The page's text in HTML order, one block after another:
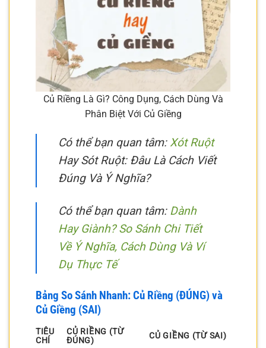
Củ Riềng Là Gì? Công Dụng, Cách Dùng Và
Phân Biệt Với Củ Giềng
Có thể bạn quan tâm:Xót Ruột
Hay Sót Ruột: Đâu Là Cách Viết
Đúng Và Ý Nghĩa?
Có thể bạn quan tâm: Dành
Hay Giành? So Sánh Chi Tiết
Về Ý Nghĩa, Cách Dùng Và Ví
Dụ Thực Tế
Bảng So Sánh Nhanh: Củ Riềng (ĐÚNG) và
Củ Giềng (SAI)
TIÊU
CHÍ
CỦ RIỀNG (TỪ
ĐÚNG)
CỦ GIỀNG (TỪ SAI)